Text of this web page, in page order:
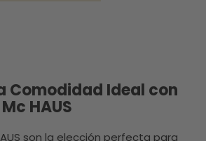
Comodidad Ideal con
HAUS
son la elección perfecta para